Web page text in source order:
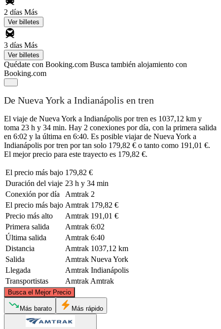
2 días Más
Ver billetes
3 días Más
Ver billetes
Quédate con Booking.com Busca también alojamiento con
Booking.com
De Nueva York a Indianápolis en tren
El viaje de Nueva York a Indianápolis por tren es 1037,12 km y
toma 23 h y 34 min. Hay 2 conexiones por día, con la primera salida
en 6:02 y la última en 6:40. Es posible viajar de Nueva York a
Indianápolis por tren por tan solo 179,82 € o tanto como 191,01 €.
El mejor precio para este trayecto es 179,82 €.
El precio más bajo 179,82 €
Duración del viaje 23 h y 34 min
Conexión por día
Amtrak 2
El precio más bajo Amtrak 179,82 €
Precio más alto
Amtrak 191,01 €
Primera salida
Amtrak 6:02
Última salida
Amtrak 6:40
Distancia
Amtrak 1037,12 km
Salida
Amtrak Nueva York
Llegada
Amtrak Indianápolis
Transportistas
Amtrak Amtrak
Busca el Mejor Precio
©
Más barato Más rápido